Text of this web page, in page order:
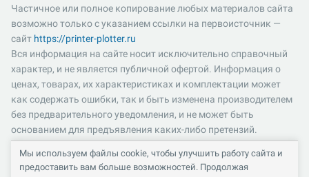
Частичное или полное копирование любых материалов сайта
возможно только с указанием ссылки на первоисточник —
сайт https://printer-plotter.ru
Вся информация на сайте носит исключительно справочный
характер, и не является публичной офертой. Информация о
ценах, товарах, их характеристиках и комплектации может
как содержать ошибки, так и быть изменена производителем
без предварительного уведомления, и не может быть
основанием для предъявления каких-либо претензий.
Пожалуйста, уточняйте существенные для вас характеристики
и компоненты комплектации товаров. Все цены указаны в
Мы используем файлы cookie, чтобы улучшить работу сайта и
предоставить вам больше возможностей. Продолжая